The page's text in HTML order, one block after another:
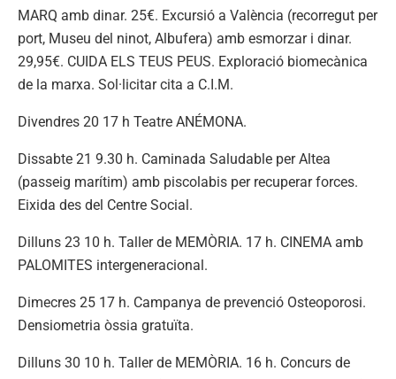
MARQ amb dinar. 25€. Excursió a València (recorregut per
port, Museu del ninot, Albufera) amb esmorzar i dinar.
29,95€. CUIDA ELS TEUS PEUS. Exploració biomecànica
de la marxa. Sol·licitar cita a C.I.M.
Divendres 20 17 h Teatre ANÉMONA.
Dissabte 21 9.30 h. Caminada Saludable per Altea
(passeig marítim) amb piscolabis per recuperar forces.
Eixida des del Centre Social.
Dilluns 23 10 h. Taller de MEMÒRIA. 17 h. CINEMA amb
PALOMITES intergeneracional.
Dimecres 25 17 h. Campanya de prevenció Osteoporosi.
Densiometria òssia gratuïta.
Dilluns 30 10 h. Taller de MEMÒRIA. 16 h. Concurs de